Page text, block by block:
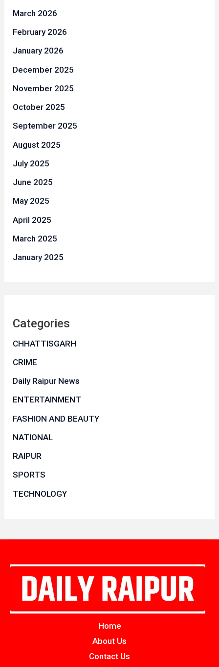
March 2026
February 2026
January 2026
December 2025
November 2025
October 2025
September 2025
August 2025
July 2025
June 2025
May 2025
April 2025
March 2025
January 2025
Categories
CHHATTISGARH
CRIME
Daily Raipur News
ENTERTAINMENT
FASHION AND BEAUTY
NATIONAL
RAIPUR
SPORTS
TECHNOLOGY
Home
About Us
Contact Us